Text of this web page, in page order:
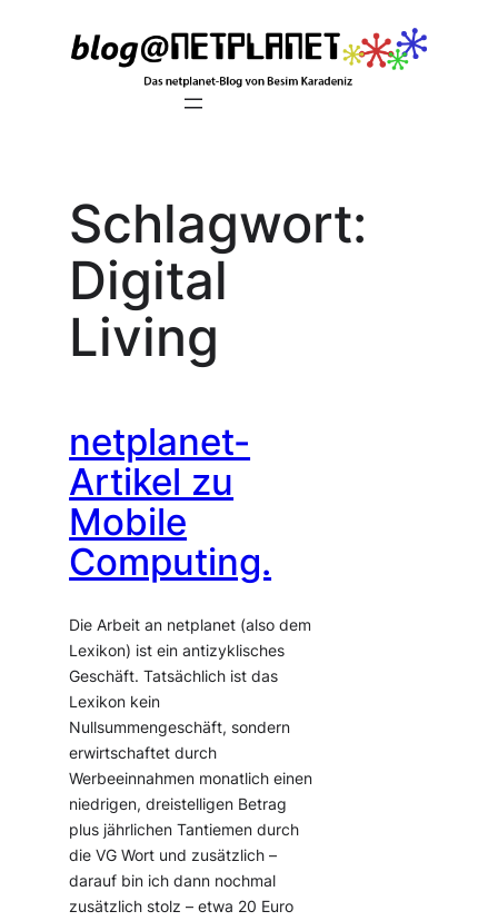
Schlagwort:
Digital
Living
netplanet-
Artikel zu
Mobile
Computing.
Die Arbeit an netplanet (also dem
Lexikon) ist ein antizyklisches
Geschäft. Tatsächlich ist das
Lexikon kein
Nullsummengeschäft, sondern
erwirtschaftet durch
Werbeeinnahmen monatlich einen
niedrigen, dreistelligen Betrag
plus jährlichen Tantiemen durch
die VG Wort und zusätzlich –
darauf bin ich dann nochmal
zusätzlich stolz – etwa 20 Euro